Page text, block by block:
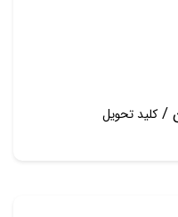
کلید تحویل